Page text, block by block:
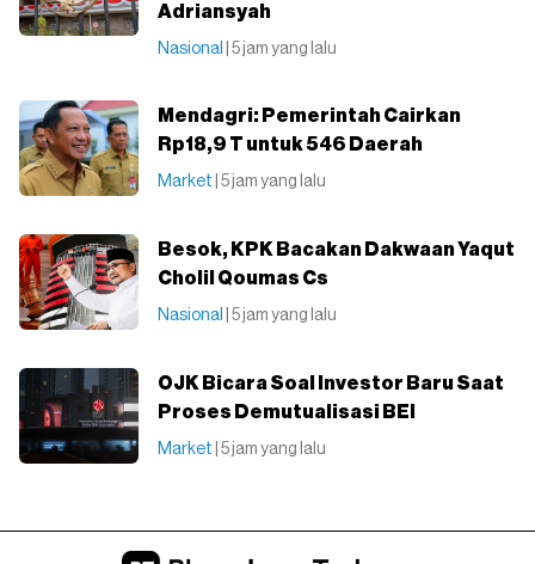
Adriansyah
Nasional | 5 jam yang lalu
Mendagri: Pemerintah Cairkan
Rp18,9 T untuk 546 Daerah
Market | 5 jam yang lalu
Besok, KPK Bacakan Dakwaan Yaqut
Cholil Qoumas Cs
Nasional | 5 jam yang lalu
OJK Bicara Soal Investor Baru Saat
Proses Demutualisasi BEI
Market | 5 jam yang lalu